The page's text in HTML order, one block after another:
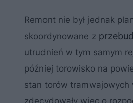
Remont nie był jednak
skoordynowane z
utrudnień w tym samym
później torowisko na
stan torów tramwajowych
zdecydowały więc o